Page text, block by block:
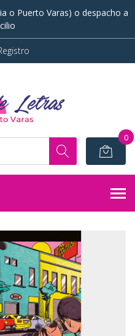
o Puerto Varas) o despacho a
0